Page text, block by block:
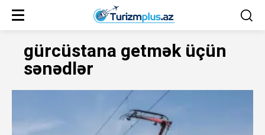
gürcüstana getmək üçün
sənədlər